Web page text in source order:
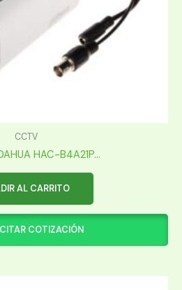
CCTV
HAC-B4A21P...
AL CARRITO
COTIZACIÓN